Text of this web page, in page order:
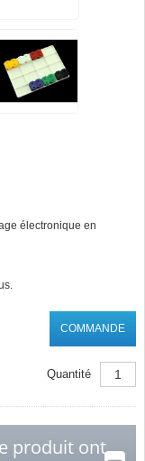
électronique en
COMMANDE
Quantité
produit ont